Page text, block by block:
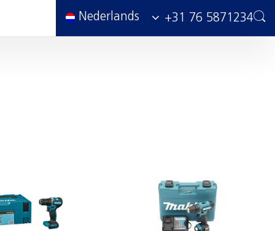
Nederlands +31 76 5871234